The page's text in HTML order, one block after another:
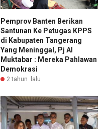
Pemprov Banten Berikan
Santunan Ke Petugas KPPS
di Kabupaten Tangerang
Yang Meninggal, Pj Al
Muktabar : Mereka Pahlawan
Demokrasi
2 tahun lalu